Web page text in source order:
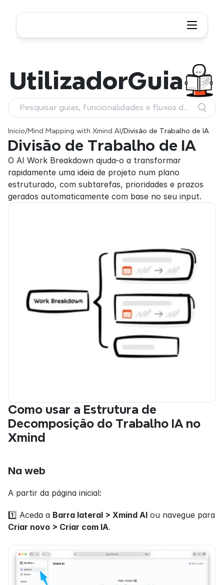
Início/Mind Mapping with Xmind AI /Divisão de Trabalho de IA
Divisão de Trabalho de IA
O AI Work Breakdown ajuda-o a transformar
rapidamente uma ideia de projeto num plano
estruturado, com subtarefas, prioridades e prazos
gerados automaticamente com base no seu input.
Como usar a Estrutura de
Decomposição do Trabalho IA no
Xmind
Na web
A partir da página inicial:
1️⃣ Aceda a Barra lateral > Xmind AI
Criar novo > Criar com IA.
UtilizadorGuia
Pesquisar guias, funcionalidades e fluxos de
trabalho